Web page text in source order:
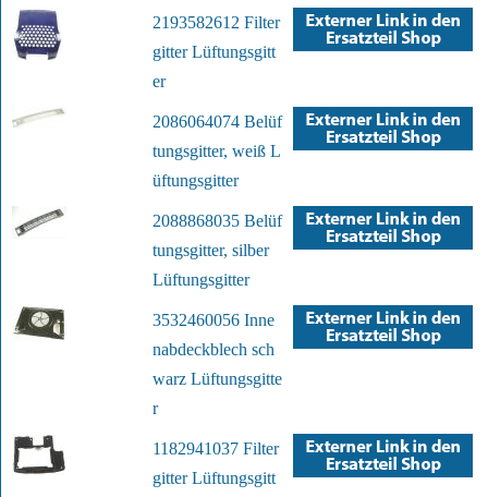
2193582612 Filter
gitter Lüftungsgitt
er
2086064074 Belüf
tungsgitter, weiß L
üftungsgitter
2088868035 Belüf
tungsgitter, silber
Lüftungsgitter
3532460056 Inne
nabdeckblech sch
warz Lüftungsgitte
r
1182941037 Filter
gitter Lüftungsgitt